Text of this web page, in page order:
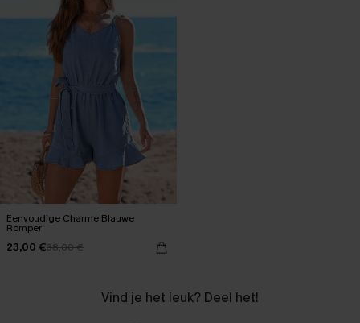
Eenvoudige Charme Blauwe
Romper
23,00 €38,00 €
Vind je het leuk? Deel het!